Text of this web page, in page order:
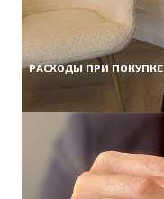
РАСХОДЫ ПРИ ПОКУПКЕ